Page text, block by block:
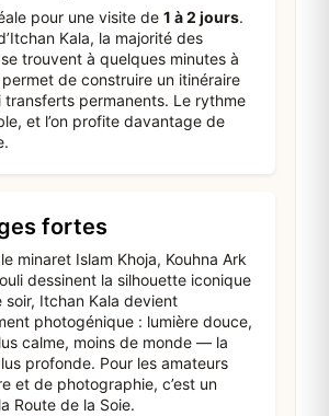
pour une visite de 1 à 2 jours.
Kala, la majorité des
trouvent à quelques minutes à
de construire un itinéraire
transferts permanents. Le rythme
et l’on profite davantage de
fortes
minaret Islam Khoja, Kouhna Ark
dessinent la silhouette iconique
soir, Itchan Kala devient
photogénique : lumière douce,
calme, moins de monde — la
profonde. Pour les amateurs
et de photographie, c’est un
Route de la Soie.